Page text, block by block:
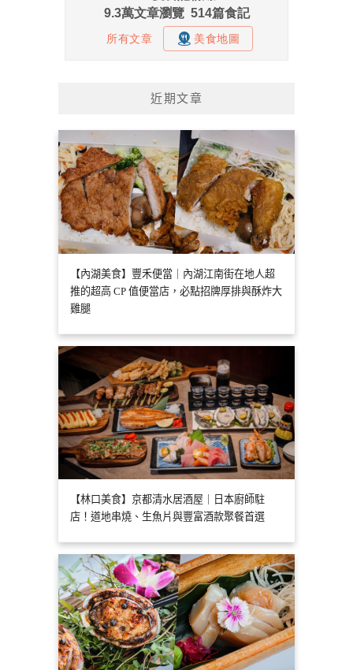
近期文章
【內湖美食】豐禾便當｜內湖江南街在地人超
推的超高 CP 值便當店，必點招牌厚排與酥炸大
雞腿
【林口美食】京都清水居酒屋｜日本廚師駐
店！道地串燒、生魚片與豐富酒款聚餐首選